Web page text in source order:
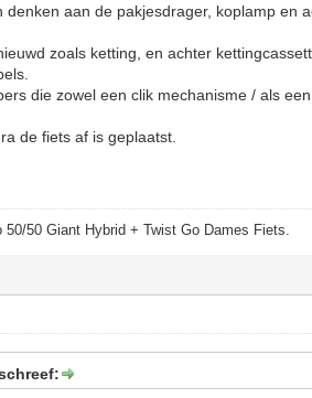
denken aan de pakjesdrager, koplamp en
zoals ketting, en achter
die zowel een clik mechanisme / als
de fiets af is geplaatst.
50/50 Giant Hybrid + Twist Go Dames Fiets.